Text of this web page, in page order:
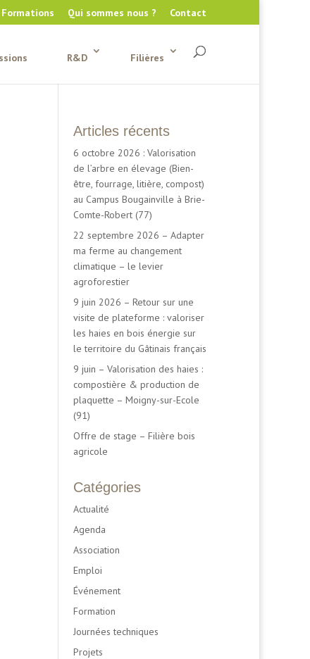
Formations Qui sommes nous ? Contact
R&D Filières
Articles récents
6 octobre 2026 : Valorisation
de l’arbre en élevage (Bien-
être, fourrage, litière, compost)
au Campus Bougainville à Brie-
Comte-Robert (77)
22 septembre 2026 – Adapter
ma ferme au changement
climatique – le levier
agroforestier
9 juin 2026 – Retour sur une
visite de plateforme : valoriser
les haies en bois énergie sur
le territoire du Gâtinais français
9 juin – Valorisation des haies :
compostière & production de
plaquette – Moigny-sur-Ecole
(91)
Offre de stage – Filière bois
agricole
Catégories
Actualité
Agenda
Association
Emploi
Événement
Formation
Journées techniques
Projets